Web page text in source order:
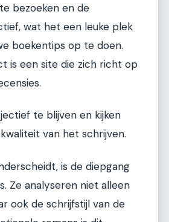
bezoeken en de
wat het een leuke plek
boekentips op te doen.
is een site die zich richt op
te blijven en kijken
van het schrijven.
is de diepgang
Ze analyseren niet alleen
ook de schrijfstijl van de